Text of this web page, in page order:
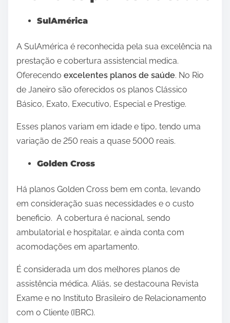
SulAmérica
A SulAmérica é reconhecida pela sua excelência na
prestação e cobertura assistencial medica.
Oferecendo excelentes planos de saúde. No Rio
de Janeiro são oferecidos os planos Clássico
Básico, Exato, Executivo, Especial e Prestige.
Esses planos variam em idade e tipo, tendo uma
variação de 250 reais a quase 5000 reais.
Golden Cross
Há planos Golden Cross bem em conta, levando
em consideração suas necessidades e o custo
beneficio. A cobertura é nacional, sendo
ambulatorial e hospitalar, e ainda conta com
acomodações em apartamento.
É considerada um dos melhores planos de
assistência médica. Aliás, se destacouna Revista
Exame e no Instituto Brasileiro de Relacionamento
com o Cliente (IBRC).